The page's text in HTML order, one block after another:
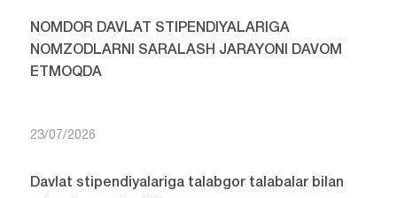
NOMDOR DAVLAT STIPENDIYALARIGA
NOMZODLARNI SARALASH JARAYONI DAVOM
ETMOQDA
23/07/2026
Davlat stipendiyalariga talabgor talabalar bilan